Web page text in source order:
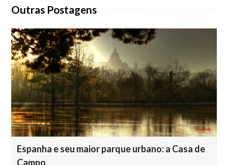
Outras Postagens
Espanha e seu maior parque urbano: a Casa de
Campo